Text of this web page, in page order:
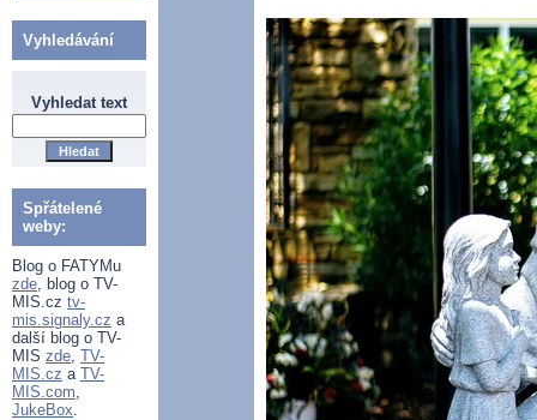
Vyhledávání
Vyhledat text
Spřátelené
weby:
Blog o FATYMu
zde, blog o TV-
MIS.cz tv-
mis.signaly.cz a
další blog o TV-
MIS zde, TV-
MIS.cz a TV-
MIS.com,
JukeBox.